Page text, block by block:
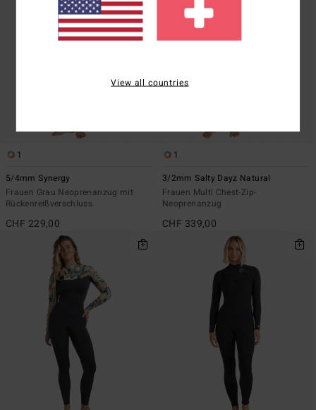
1
5/4mm Synergy
Frauen Grau Neoprenanzug mit
Rückenreißverschluss
CHF 229,00
1
3/2mm Salty Dayz Natural
Frauen Multi Chest-Zip-
Neoprenanzug
CHF 339,00
View all countries